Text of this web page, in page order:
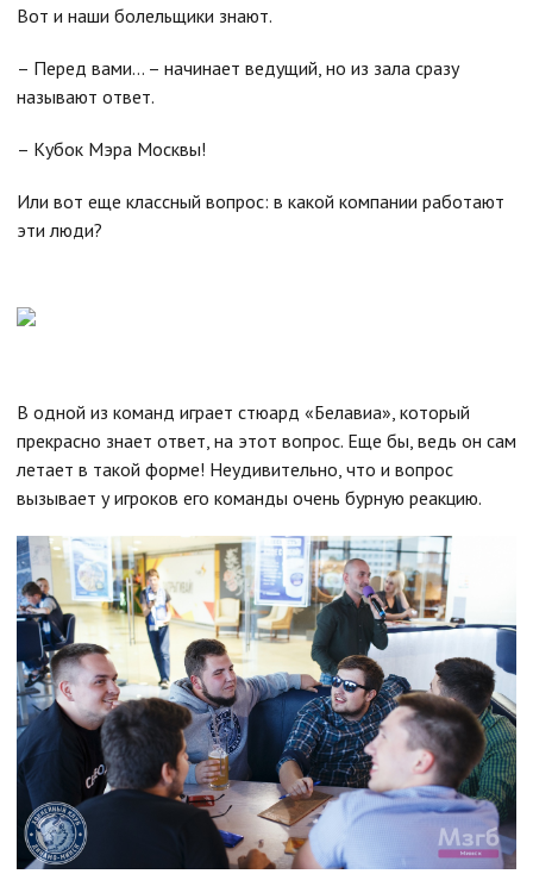
Вот и наши болельщики знают.
– Перед вами… – начинает ведущий, но из зала сразу
называют ответ.
– Кубок Мэра Москвы!
Или вот еще классный вопрос: в какой компании работают
эти люди?
В одной из команд играет стюард «Белавиа», который
прекрасно знает ответ, на этот вопрос. Еще бы, ведь он сам
летает в такой форме! Неудивительно, что и вопрос
вызывает у игроков его команды очень бурную реакцию.